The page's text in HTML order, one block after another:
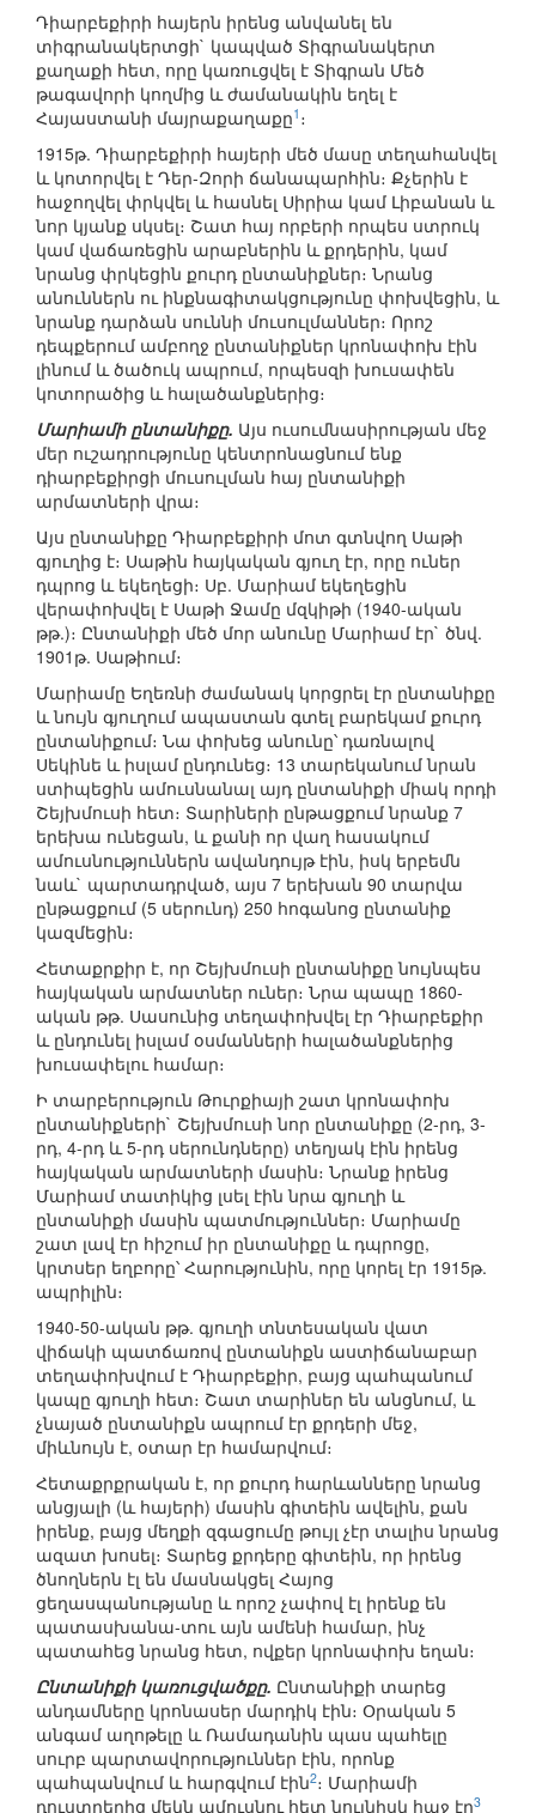
Դիարբեքիրի հայերն իրենց անվանել են
տիգրանակերտցի` կապված Տիգրանակերտ
քաղաքի հետ, որը կառուցվել է Տիգրան Մեծ
թագավորի կողմից և ժամանակին եղել է
Հայաստանի մայրաքաղաքը1 ։
1915թ. Դիարբեքիրի հայերի մեծ մասը տեղահանվել
և կոտորվել է Դեր-Զորի ճանապարհին։ Քչերին է
հաջողվել փրկվել և հասնել Սիրիա կամ Լիբանան և
նոր կյանք սկսել։ Շատ հայ որբերի որպես ստրուկ
կամ վաճառեցին արաբներին և քրդերին, կամ
նրանց փրկեցին քուրդ ընտանիքներ։ Նրանց
անուններն ու ինքնագիտակցությունը փոխվեցին, և
նրանք դարձան սուննի մուսուլմաններ։ Որոշ
դեպքերում ամբողջ ընտանիքներ կրոնափոխ էին
լինում և ծածուկ ապրում, որպեսզի խուսափեն
կոտորածից և հալածանքներից։
Մարիամի ընտանիքը. Այս ուսումնասիրության մեջ
մեր ուշադրությունը կենտրոնացնում ենք
դիարբեքիրցի մուսուլման հայ ընտանիքի
արմատների վրա։
Այս ընտանիքը Դիարբեքիրի մոտ գտնվող Սաթի
գյուղից է։ Սաթին հայկական գյուղ էր, որը ուներ
դպրոց և եկեղեցի։ Սբ. Մարիամ եկեղեցին
վերափոխվել է Սաթի Ջամը մզկիթի (1940-ական
թթ.)։ Ընտանիքի մեծ մոր անունը Մարիամ էր` ծնվ.
1901թ. Սաթիում։
Մարիամը Եղեռնի ժամանակ կորցրել էր ընտանիքը
և նույն գյուղում ապաստան գտել բարեկամ քուրդ
ընտանիքում։ Նա փոխեց անունը՝ դառնալով
Սեկինե և իսլամ ընդունեց։ 13 տարեկանում նրան
ստիպեցին ամուսնանալ այդ ընտանիքի միակ որդի
Շեյխմուսի հետ։ Տարիների ընթացքում նրանք 7
երեխա ունեցան, և քանի որ վաղ հասակում
ամուսնություններն ավանդույթ էին, իսկ երբեմն
նաև` պարտադրված, այս 7 երեխան 90 տարվա
ընթացքում (5 սերունդ) 250 հոգանոց ընտանիք
կազմեցին։
Հետաքրքիր է, որ Շեյխմուսի ընտանիքը նույնպես
հայկական արմատներ ուներ։ Նրա պապը 1860-
ական թթ. Սասունից տեղափոխվել էր Դիարբեքիր
և ընդունել իսլամ օսմանների հալածանքներից
խուսափելու համար։
Ի տարբերություն Թուրքիայի շատ կրոնափոխ
ընտանիքների` Շեյխմուսի նոր ընտանիքը (2-րդ, 3-
րդ, 4-րդ և 5-րդ սերունդները) տեղյակ էին իրենց
հայկական արմատների մասին։ Նրանք իրենց
Մարիամ տատիկից լսել էին նրա գյուղի և
ընտանիքի մասին պատմություններ։ Մարիամը
շատ լավ էր հիշում իր ընտանիքը և դպրոցը,
կրտսեր եղբորը՝ Հարությունին, որը կորել էր 1915թ.
ապրիլին։
1940-50-ական թթ. գյուղի տնտեսական վատ
վիճակի պատճառով ընտանիքն աստիճանաբար
տեղափոխվում է Դիարբեքիր, բայց պահպանում
կապը գյուղի հետ։ Շատ տարիներ են անցնում, և
չնայած ընտանիքն ապրում էր քրդերի մեջ,
միևնույն է, օտար էր համարվում։
Հետաքրքրական է, որ քուրդ հարևանները նրանց
անցյալի (և հայերի) մասին գիտեին ավելին, քան
իրենք, բայց մեղքի զգացումը թույլ չէր տալիս նրանց
ազատ խոսել։ Տարեց քրդերը գիտեին, որ իրենց
ծնողներն էլ են մասնակցել Հայոց
ցեղասպանությանը և որոշ չափով էլ իրենք են
պատասխանա-տու այն ամենի համար, ինչ
պատահեց նրանց հետ, ովքեր կրոնափոխ եղան։
Ընտանիքի կառուցվածքը. Ընտանիքի տարեց
անդամները կրոնասեր մարդիկ էին։ Օրական 5
անգամ աղոթելը և Ռամադանին պաս պահելը
սուրբ պարտավորություններ էին, որոնք
պահպանվում և հարգվում էին2։ Մարիամի
դուստրերից մեկն ամուսնու հետ նույնիսկ հաջ էր3